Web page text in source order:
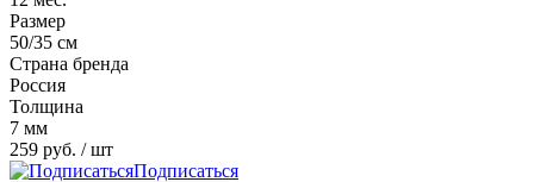
Размер
50/35 см
Страна бренда
Россия
Толщина
7 мм
259 руб. / шт
Подписаться